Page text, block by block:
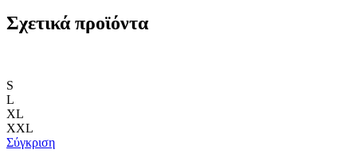
έχει
πολλαπλές
σελίδα
Σχετικά προϊόντα
S
L
XL
XXL
Σύγκριση